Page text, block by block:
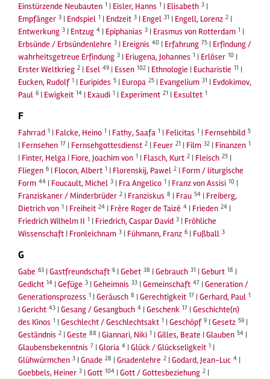
Einstürzende Neubauten 1 | Eisler, Hanns 1 | Elisabeth 3 |
Empfänger 3 | Endspiel 1 | Endzeit 3 | Engel 31 | Engell, Lorenz 2 |
Entwerkung 3 | Entzug 4 | Epiphanias 3 | Erasmus von Rotterdam 1 |
Erbsünde / Erbsündenlehre 3 | Ereignis 40 | Erfahrung 75 | Erfindung /
wahrheitsgetreue Erfindung 3 | Eriugena, Johannes 1 | Erlöser 10 |
Erster Weltkrieg 2 | Esel 49 | Essen 102 | Ethnologie | Eucharistie 11 |
Eucken, Rudolf 1 | Euripides 5 | Europa 25 | Evangelium 31 | Evdokimov,
Paul 6 | Ewigkeit 14 | Exaudi 1 | Experiment 21 | Exsultet 1
F
Fahrrad 1 | Falcke, Heino 1 | Fathy, Saafa 1 | Felicitas 1 | Fernsehbild 5
| Fernsehen 17 | Fernsehgottesdienst 2 | Feuer 21 | Film 32 | Finanzen 1
| Finter, Helga | Fiore, Joachim von 1 | Flasch, Kurt 2 | Fleisch 25 |
Fliegen 6 | Flocon, Albert 1 | Florenskij, Pawel 2 | Form / liturgische
Form 44 | Foucault, Michel 3 | Fra Angelico 1 | Franz von Assisi 10 |
Franziskaner / Minderbrüder 2 | Franziskus 8 | Frau 54 | Freiberg,
Dietrich von 1 | Freiheit 24 | Frère Roger de Taizé 4 | Frieden 24 |
Friedrich Wilhelm II 1 | Friedrich, Caspar David 3 | Fröhliche
Wissenschaft | Fronleichnam 3 | Fühmann, Franz 6 | Fußball 3
G
Gabe 63 |Gastfreundschaft 6 |Gebet 38 |Gebrauch 31 |Geburt 18 |
Gedicht 14 |Gefüge 3 |Geheimnis 33 |Gemeinschaft 47 |Generation /
Generationsprozess 1 |Geräusch 8 |Gerechtigkeit 17 |Gerhard, Paul 1
|Gericht 43 |Gesang / Gesangbuch 4 |Geschenk 17 |Geschichte(n)
des Kinos 1 |Geschlecht / Geschlechtsakt 1 |Geschöpf 9 |Gesetz 59 |
Geständnis 2 |Geste 88 |Giannari, Niki 1 |Gilles, Beate |Glauben 54 |
Glaubensbekenntnis 7 |Gloria 4 |Glück / Glückseligkeit 1 |
Glühwürmchen 3 |Gnade 28 |Gnadenlehre 2 |Godard, Jean-Luc 4 |
Goebbels, Heiner 3 |Gott 104 |Gott / Gottesbeziehung 2 |